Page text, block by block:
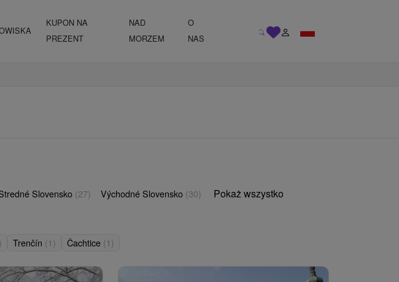
KUPON NA
PREZENT
NAD
MORZEM
O
NAS
Slovensko (27) Východné Slovensko (30) Pokaż wszystko
Trenčín (1) Čachtice (1)